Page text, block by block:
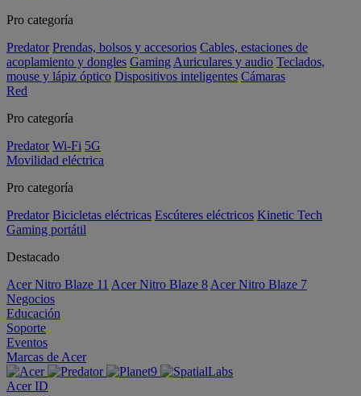
Pro categoría
Predator Prendas, bolsos y accesorios Cables, estaciones de
acoplamiento y dongles Gaming Auriculares y audio Teclados,
mouse y lápiz óptico Dispositivos inteligentes Cámaras
Red
Pro categoría
Predator Wi-Fi 5G
Movilidad eléctrica
Pro categoría
Predator Bicicletas eléctricas Escúteres eléctricos Kinetic Tech
Gaming portátil
Destacado
Acer Nitro Blaze 11 Acer Nitro Blaze 8 Acer Nitro Blaze 7
Negocios
Educación
Soporte
Eventos
Marcas de Acer
Acer ID